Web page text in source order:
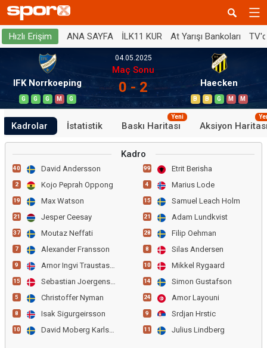
Hızlı Erişim ANA SAYFA İLK11 KUR At Yarışı Bankoları
IFK Norrkoeping
G G G M G
04.05.2025
Maç Sonu
0 - 2 Haecken
B B G M M
Kadrolar İstatistik Baskı Haritası
Yeni
Aksiyon
Kadro
40 David Andersson
2 Kojo Peprah Oppong
19 Max Watson
21 Jesper Ceesay
37 Moutaz Neffati
7 Alexander Fransson
9 Arnor Ingvi Traustason
15 Sebastian Joergensen
5 Christoffer Nyman
8 Isak Sigurgeirsson
10 David Moberg Karlsson
99 Etrit Berisha
4 Marius Lode
15 Samuel Leach Holm
21 Adam Lundkvist
28 Filip Oehman
8 Silas Andersen
10 Mikkel Rygaard
14 Simon Gustafson
24 Amor Layouni
9 Srdjan Hrstic
11 Julius Lindberg